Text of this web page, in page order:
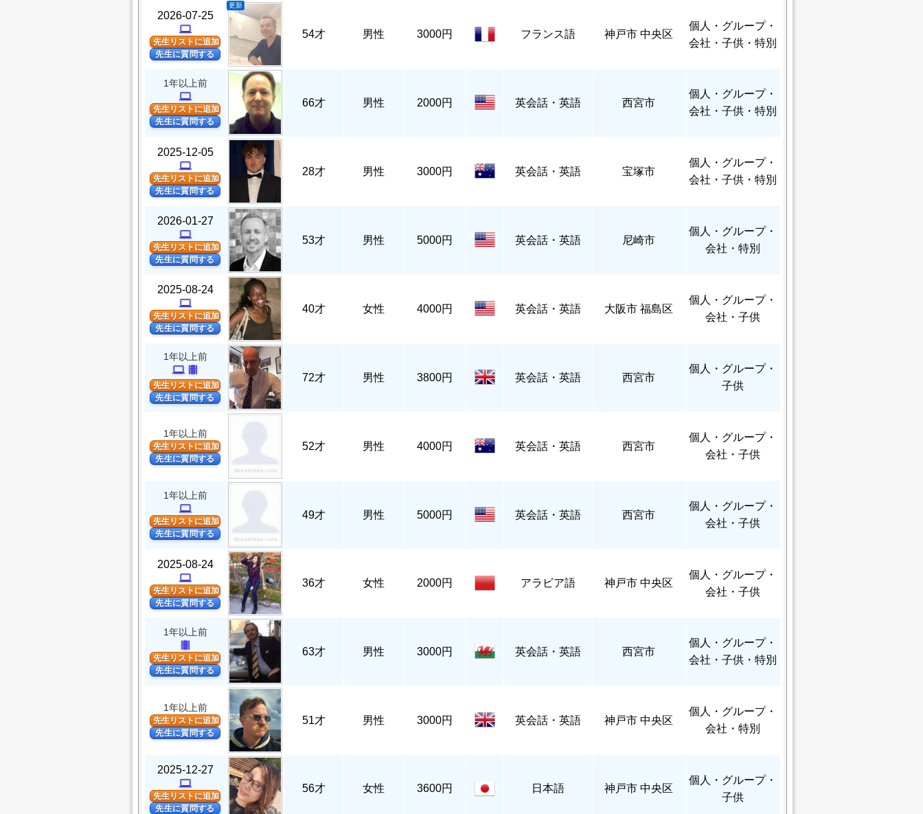
2026-07-25
computer
先生リストに追加
先生に質問する
更新
54才 男性 3000円 フランス語 神戸市 中央区
個人
・グループ・
会社・子供・特別
1年以上前
computer
先生リストに追加
先生に質問する
66才 男性 2000円 英会話・英語 西宮市
個人
・グループ・
会社・子供・特別
2025-12-05
computer
先生リストに追加
先生に質問する
28才 男性 3000円 英会話・英語 宝塚市
個人
・グループ・
会社・子供・特別
2026-01-27
computer
先生リストに追加
先生に質問する
53才 男性 5000円 英会話・英語 尼崎市
個人
・グループ・
会社・特別
2025-08-24
computer
先生リストに追加
先生に質問する
40才 女性 4000円 英会話・英語 大阪市 福島区
個人
・グループ・
会社・子供
1年以上前
computer theaters
先生リストに追加
先生に質問する
72才 男性 3800円 英会話・英語 西宮市
個人
・グループ・
子供
1年以上前
先生リストに追加
先生に質問する
52才 男性 4000円 英会話・英語 西宮市
個人
・グループ・
会社・子供
1年以上前
computer
先生リストに追加
先生に質問する
49才 男性 5000円 英会話・英語 西宮市
個人
・グループ・
会社・子供
2025-08-24
computer
先生リストに追加
先生に質問する
36才 女性 2000円 アラビア語 神戸市 中央区
個人
・グループ・
会社・子供
1年以上前
theaters
先生リストに追加
先生に質問する
63才 男性 3000円 英会話・英語 西宮市
個人
・グループ・
会社・子供・特別
1年以上前
先生リストに追加
先生に質問する
51才 男性 3000円 英会話・英語 神戸市 中央区
個人
・グループ・
会社・特別
2025-12-27
computer
先生リストに追加
先生に質問する
56才 女性 3600円 日本語 神戸市 中央区
個人
・グループ・
子供